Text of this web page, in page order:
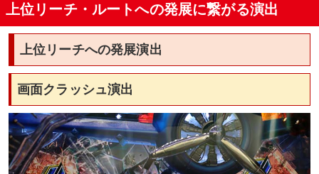
上位リーチ・ルートへの発展に繋がる演出
上位リーチへの発展演出
画面クラッシュ演出